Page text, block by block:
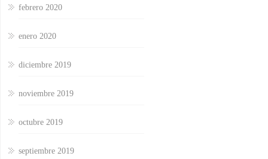
febrero 2020
enero 2020
diciembre 2019
noviembre 2019
octubre 2019
septiembre 2019